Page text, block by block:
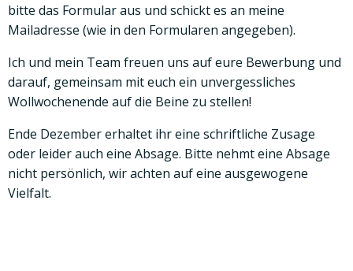
bitte das Formular aus und schickt es an meine
Mailadresse (wie in den Formularen angegeben).
Ich und mein Team freuen uns auf eure Bewerbung und
darauf, gemeinsam mit euch ein unvergessliches
Wollwochenende auf die Beine zu stellen!
Ende Dezember erhaltet ihr eine schriftliche Zusage
oder leider auch eine Absage. Bitte nehmt eine Absage
nicht persönlich, wir achten auf eine ausgewogene
Vielfalt.